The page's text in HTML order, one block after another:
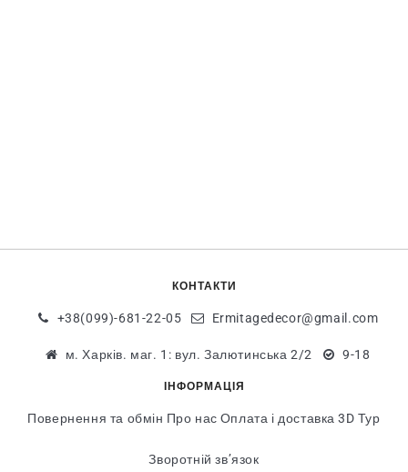
КОНТАКТИ
+38(099)-681-22-05 Ermitagedecor@gmail.com
м. Харків. маг. 1: вул. Залютинська 2/2 9-18
ІНФОРМАЦІЯ
Повернення та обмін Про нас Оплата і доставка 3D Тур
Зворотній зв’язок